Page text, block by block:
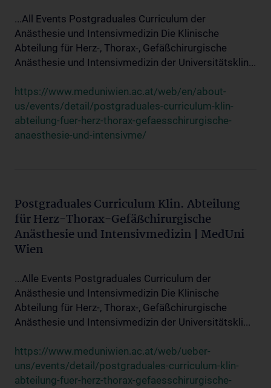
...All Events Postgraduales Curriculum der
Anästhesie und Intensivmedizin Die Klinische
Abteilung für Herz-, Thorax-, Gefäßchirurgische
Anästhesie und Intensivmedizin der Universitätsklin...
https://www.meduniwien.ac.at/web/en/about-
us/events/detail/postgraduales-curriculum-klin-
abteilung-fuer-herz-thorax-gefaesschirurgische-
anaesthesie-und-intensivme/
Postgraduales Curriculum Klin. Abteilung
für Herz-Thorax-Gefäßchirurgische
Anästhesie und Intensivmedizin | MedUni
Wien
...Alle Events Postgraduales Curriculum der
Anästhesie und Intensivmedizin Die Klinische
Abteilung für Herz-, Thorax-, Gefäßchirurgische
Anästhesie und Intensivmedizin der Universitätskli...
https://www.meduniwien.ac.at/web/ueber-
uns/events/detail/postgraduales-curriculum-klin-
abteilung-fuer-herz-thorax-gefaesschirurgische-